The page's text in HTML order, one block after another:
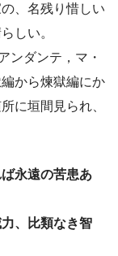
、名残り惜しい
しい。
ンダンテ，マ・
から煉獄編にか
に垣間見られ、
永遠の苦患あ
、比類なき智